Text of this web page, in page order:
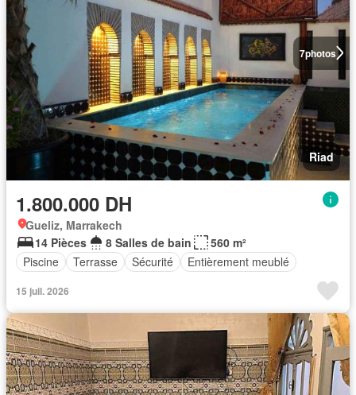
7photos
Riad
1.800.000 DH
Gueliz, Marrakech
14 Pièces
8 Salles de bain
560 m²
Piscine
Terrasse Sécurité Entièrement meublé
15 juil. 2026